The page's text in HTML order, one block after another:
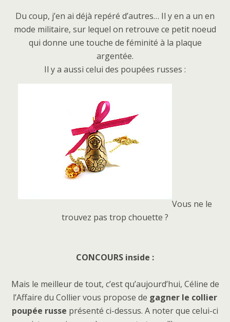
Du coup, j’en ai déjà repéré d’autres… Il y en a un en
mode militaire, sur lequel on retrouve ce petit noeud
qui donne une touche de féminité à la plaque
argentée.
Il y a aussi celui des poupées russes :
Vous ne le
trouvez pas trop chouette ?
CONCOURS inside :
Mais le meilleur de tout, c’est qu’aujourd’hui, Céline de
l’Affaire du Collier vous propose de gagner le collier
poupée russe présenté ci-dessus. A noter que celui-ci